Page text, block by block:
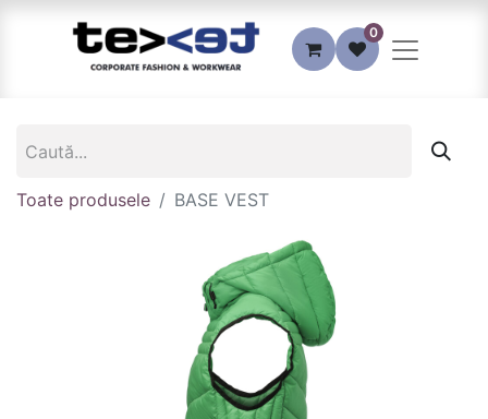
0
Toate produsele BASE VEST